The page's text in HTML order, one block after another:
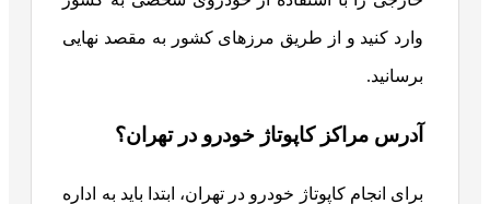
وارد کنید و از طریق مرزهای کشور به مقصد نهایی
برسانید.
آدرس مراکز کاپوتاژ خودرو در تهران؟
برای انجام کاپوتاژ خودرو در تهران، ابتدا باید به اداره